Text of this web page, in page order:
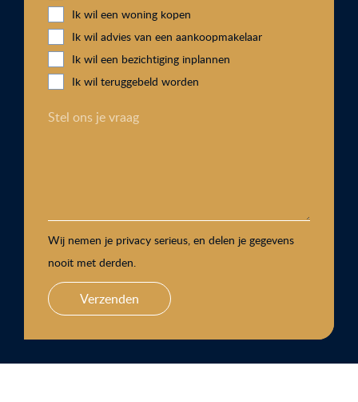
Ik wil een woning kopen
Ik wil advies van een aankoopmakelaar
Ik wil een bezichtiging inplannen
Ik wil teruggebeld worden
Stel ons je vraag
Wij nemen je privacy serieus, en delen je gegevens
nooit met derden.
Verzenden